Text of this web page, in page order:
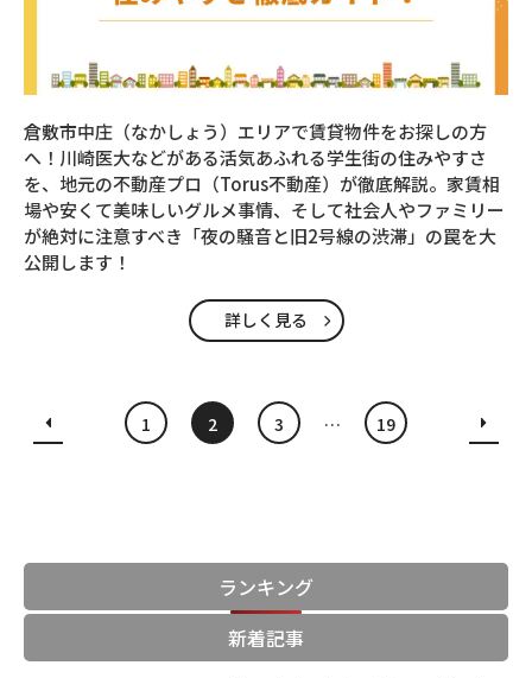
倉敷市中庄（なかしょう）エリアで賃貸物件をお探しの方
へ！川崎医大などがある活気あふれる学生街の住みやすさ
を、地元の不動産プロ（Torus不動産）が徹底解説。家賃相
場や安くて美味しいグルメ事情、そして社会人やファミリー
が絶対に注意すべき「夜の騒音と旧2号線の渋滞」の罠を大
公開します！
詳しく見る
1 2 3 … 19
ランキング
新着記事